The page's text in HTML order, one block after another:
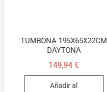
TUMBONA 195X65X22CM
DAYTONA
149,94€
Añadir al